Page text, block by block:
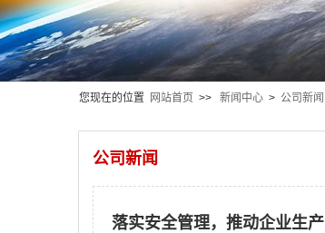
您现在的位置 网站首页 >> 新闻中心 > 公司新闻
公司新闻
落实安全管理，推动企业生产